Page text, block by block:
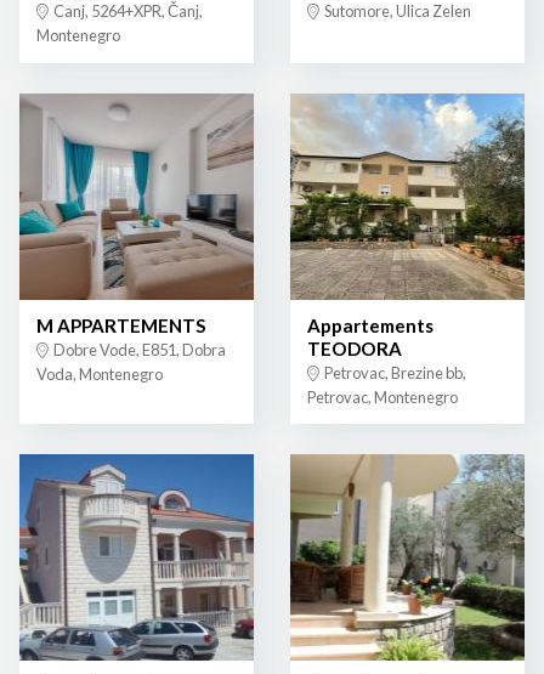
Canj, 5264+XPR, Čanj,
Montenegro
Sutomore, Ulica Zelen
M APPARTEMENTS
Dobre Vode, E851, Dobra
Voda, Montenegro
Appartements
TEODORA
Petrovac, Brezine bb,
Petrovac, Montenegro